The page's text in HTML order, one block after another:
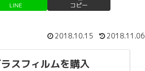
LINE コピー
2018.10.15 2018.11.06
スフィルムを購入